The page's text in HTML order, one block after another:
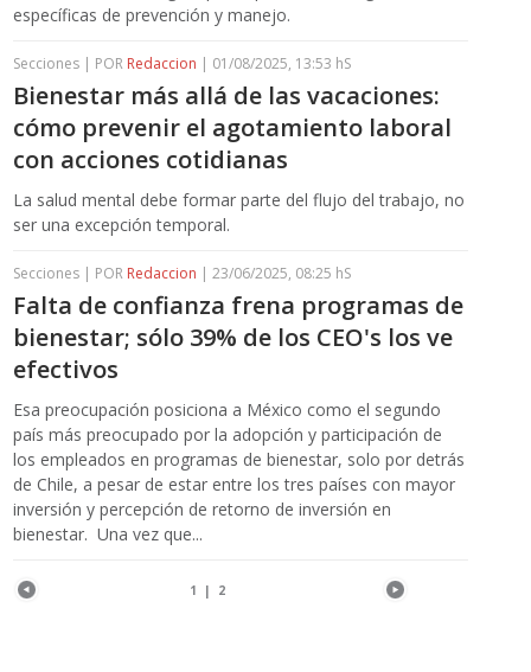
específicas de prevención y manejo.
Secciones | POR Redaccion | 01/08/2025, 13:53 hS
Bienestar más allá de las vacaciones:
cómo prevenir el agotamiento laboral
con acciones cotidianas
La salud mental debe formar parte del flujo del trabajo, no
ser una excepción temporal.
Secciones | POR Redaccion | 23/06/2025, 08:25 hS
Falta de confianza frena programas de
bienestar; sólo 39% de los CEO's los ve
efectivos
Esa preocupación posiciona a México como el segundo
país más preocupado por la adopción y participación de
los empleados en programas de bienestar, solo por detrás
de Chile, a pesar de estar entre los tres países con mayor
inversión y percepción de retorno de inversión en
bienestar. Una vez que...
1 | 2